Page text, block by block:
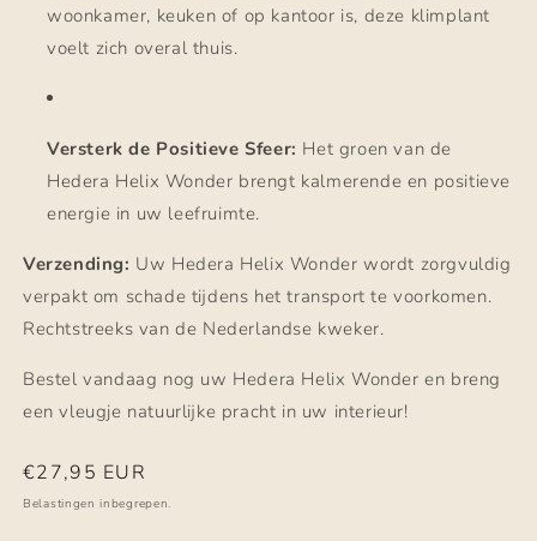
woonkamer, keuken of op kantoor is, deze klimplant
voelt zich overal thuis.
Versterk de Positieve Sfeer: Het groen van de
Hedera Helix Wonder brengt kalmerende en positieve
energie in uw leefruimte.
Verzending: Uw Hedera Helix Wonder wordt zorgvuldig
verpakt om schade tijdens het transport te voorkomen.
Rechtstreeks van de Nederlandse kweker.
Bestel vandaag nog uw Hedera Helix Wonder en breng
een vleugje natuurlijke pracht in uw interieur!
Normale
prijs
€27,95 EUR
Belastingen inbegrepen.